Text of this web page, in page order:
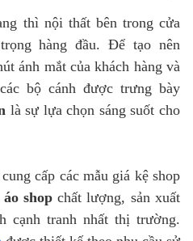
thì nội thất bên trong cửa
hàng đầu. Để tạo nên
ánh mắt của khách hàng và
bộ cánh được trưng bày
là sự lựa chọn sáng suốt cho
cấp các mẫu giá kệ shop
shopchất lượng, sản xuất
cạnh tranh nhất thị trường.